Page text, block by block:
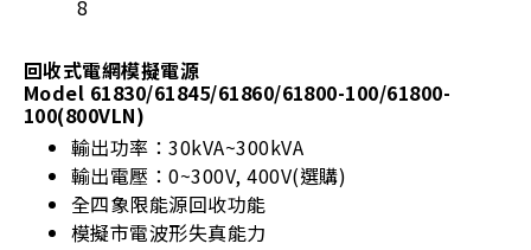
回收式電網模擬電源
Model 61830/61845/61860/61800-100/61800-
100(800VLN)
輸出功率：30kVA~300kVA
輸出電壓：0~300V, 400V(選購)
全四象限能源回收功能
模擬市電波形失真能力